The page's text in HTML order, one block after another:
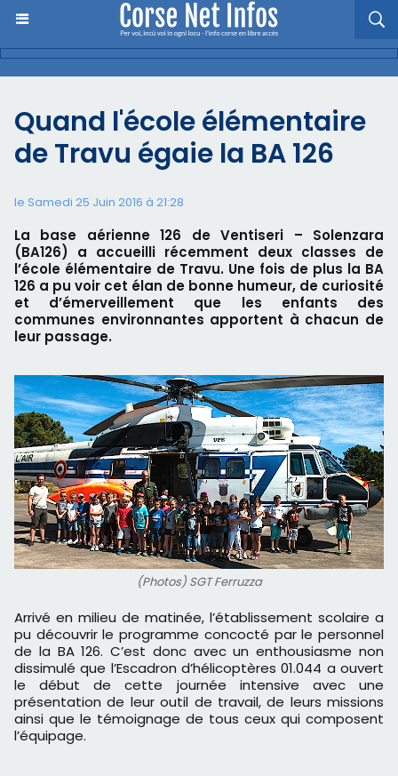
Quand l'école élémentaire
de Travu égaie la BA 126
le Samedi 25 Juin 2016 à 21:28
La base aérienne 126 de Ventiseri – Solenzara
(BA126) a accueilli récemment deux classes de
l’école élémentaire de Travu. Une fois de plus la BA
126 a pu voir cet élan de bonne humeur, de curiosité
et d’émerveillement que les enfants des
communes environnantes apportent à chacun de
leur passage.
(Photos) SGT Ferruzza
Arrivé en milieu de matinée, l’établissement scolaire a
pu découvrir le programme concocté par le personnel
de la BA 126.C’est donc avec un enthousiasme non
dissimuléque l’Escadron d’hélicoptères 01.044 a ouvert
le début de cette journée intensive avec une
présentation de leur outil de travail, de leurs missions
ainsi que le témoignage de tous ceux qui composent
l’équipage.